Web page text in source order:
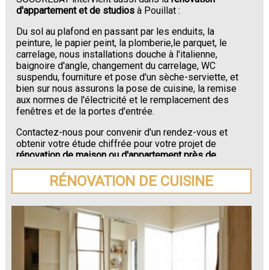
d'appartement et de studios à Pouillat :
Du sol au plafond en passant par les enduits, la
peinture, le papier peint, la plomberie,le parquet, le
carrelage, nous installations douche à l'italienne,
baignoire d'angle, changement du carrelage, WC
suspendu, fourniture et pose d'un sèche-serviette, et
bien sur nous assurons la pose de cuisine, la remise
aux normes de l'électricité et le remplacement des
fenêtres et de la portes d'entrée.
Contactez-nous pour convenir d'un rendez-vous et
obtenir votre étude chiffrée pour votre projet de
rénovation de maison ou d'appartement près de
Pouillat.
RÉNOVATION DE CUISINE